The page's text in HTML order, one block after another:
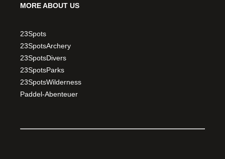
MORE ABOUT US
23Spots
23SpotsArchery
23SpotsDivers
23SpotsParks
23SpotsWilderness
Paddel-Abenteuer